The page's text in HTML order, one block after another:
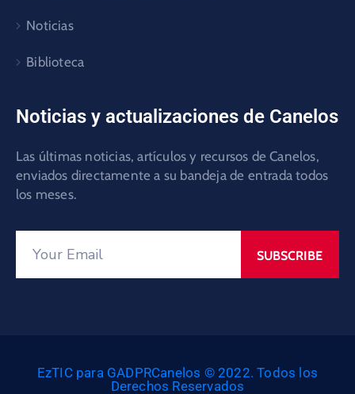
Noticias
Biblioteca
Noticias y actualizaciones de Canelos
Las últimas noticias, artículos y recursos de Canelos,
enviados directamente a su bandeja de entrada todos
los meses.
EzTIC para GADPRCanelos © 2022. Todos los
Derechos Reservados